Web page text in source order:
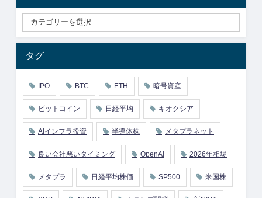
タグ
IPO BTC ETH 暗号資産
ビットコイン 日経平均 キオクシア
AIインフラ投資 半導体株 メタプラネット
良い会社悪いタイミング OpenAI 2026年相場
メタプラ 日経平均株価 SP500 米国株